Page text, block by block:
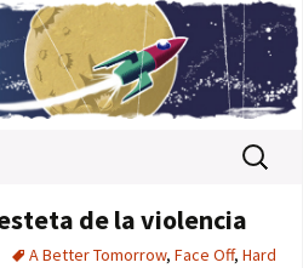
Buscar:
de la violencia
A Better Tomorrow, Face Off, Hard